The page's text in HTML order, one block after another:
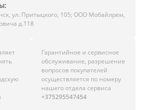
ул. Притыцкого, 105; ООО Мобайлрем,
д.118
Гарантийное и сервисное
обслуживание, разрешение
вопросов покупателей
осуществляется по номеру
нашего отдела сервиса
+375295547454